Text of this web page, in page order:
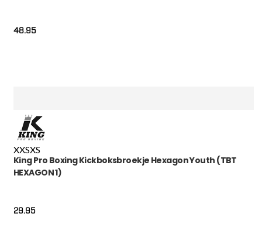
48.95
XXSXS
King Pro Boxing Kickboksbroekje Hexagon Youth (TBT
HEXAGON 1)
29.95